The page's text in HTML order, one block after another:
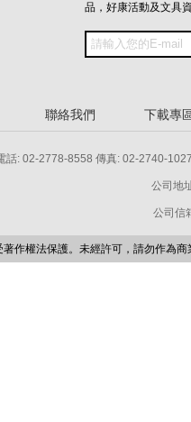
品，好康活動及文具
聯絡我們 下載專
話: 02-2778-8558 傳真: 02-2740-
公司地
公司信
作權法保護。未經許可，請勿作為商